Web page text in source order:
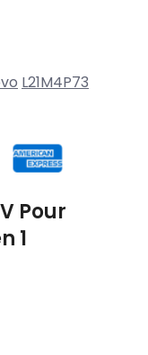
L21M4P73
Pour
1